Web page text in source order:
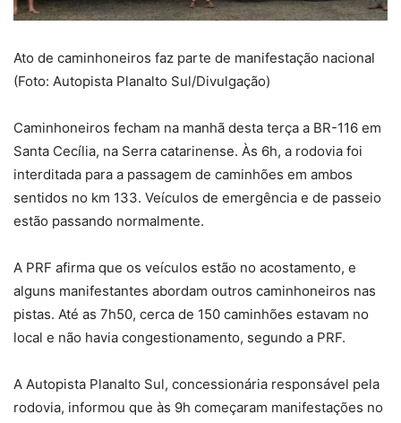
Ato de caminhoneiros faz parte de manifestação nacional
(Foto: Autopista Planalto Sul/Divulgação)
Caminhoneiros fecham na manhã desta terça a BR-116 em
Santa Cecília, na Serra catarinense. Às 6h, a rodovia foi
interditada para a passagem de caminhões em ambos
sentidos no km 133. Veículos de emergência e de passeio
estão passando normalmente.
A PRF afirma que os veículos estão no acostamento, e
alguns manifestantes abordam outros caminhoneiros nas
pistas. Até as 7h50, cerca de 150 caminhões estavam no
local e não havia congestionamento, segundo a PRF.
A Autopista Planalto Sul, concessionária responsável pela
rodovia, informou que às 9h começaram manifestações no